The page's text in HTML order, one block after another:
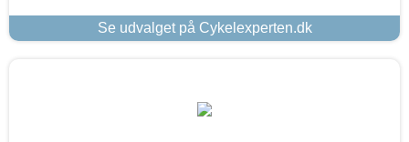
Se udvalget på Cykelexperten.dk